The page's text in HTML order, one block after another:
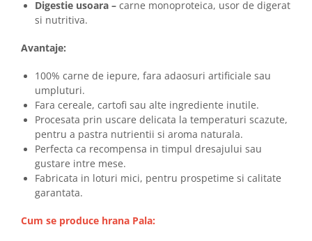
Digestie usoara – carne monoproteica, usor de digerat
si nutritiva.
Avantaje:
100% carne de iepure, fara adaosuri artificiale sau
umpluturi.
Fara cereale, cartofi sau alte ingrediente inutile.
Procesata prin uscare delicata la temperaturi scazute,
pentru a pastra nutrientii si aroma naturala.
Perfecta ca recompensa in timpul dresajului sau
gustare intre mese.
Fabricata in loturi mici, pentru prospetime si calitate
garantata.
Cum se produce hrana Pala: